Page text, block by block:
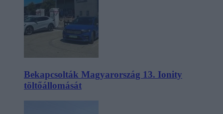
Bekapcsolták Magyarország 13. Ionity
töltőállomását